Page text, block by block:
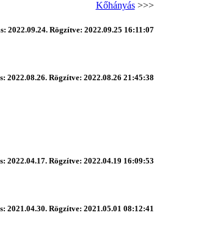
Kőhányás>>>
2022.09.24. Rögzítve: 2022.09.25 16:11:07
2022.08.26. Rögzítve: 2022.08.26 21:45:38
2022.04.17. Rögzítve: 2022.04.19 16:09:53
2021.04.30. Rögzítve: 2021.05.01 08:12:41